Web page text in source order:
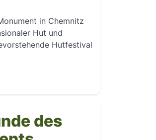
in Chemnitz
Hut und
Hutfestival
des